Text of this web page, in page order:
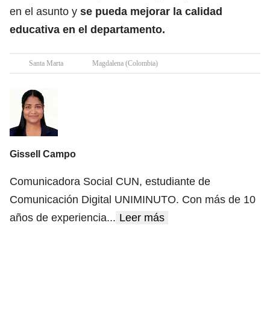
en el asunto y se pueda mejorar la calidad
educativa en el departamento.
Santa Marta Magdalena (Colombia)
Gissell Campo
Comunicadora Social CUN, estudiante de
Comunicación Digital UNIMINUTO. Con más de 10
años de experiencia... Leer más